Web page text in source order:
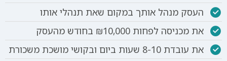
העסק מנהל אותך במקום שאת תנהלי אותו
את מכניסה לפחות ₪10,000 בחודש מהעסק
את עובדת 8-10 שעות ביום ובקושי מושכת משכורת